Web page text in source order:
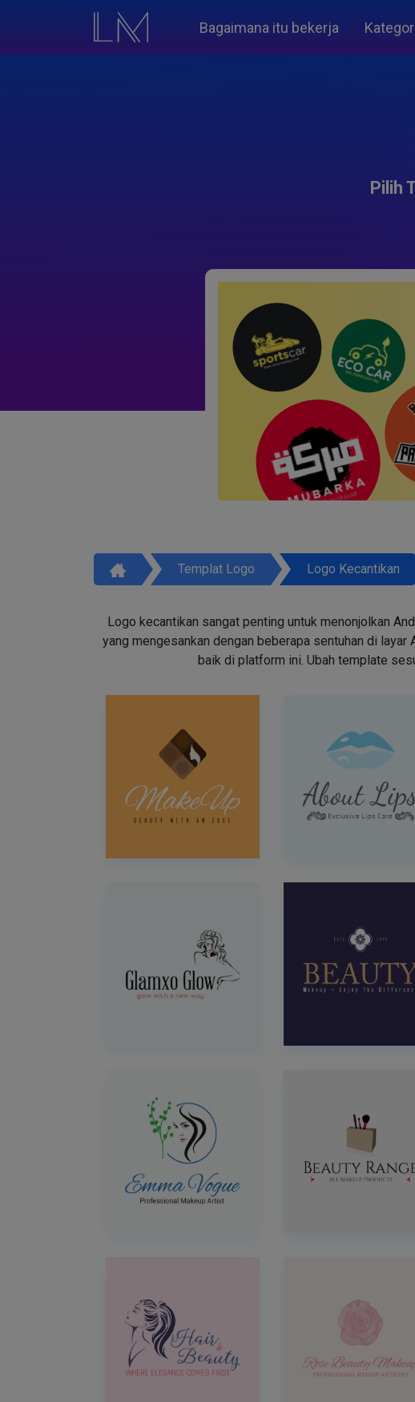
Bagaimana itu bekerja
Pilih
Templat Logo Logo Kecantikan
Logo kecantikan sangat penting untuk menonjolkan
yang mengesankan dengan beberapa sentuhan di
baik di platform ini. Ubah template